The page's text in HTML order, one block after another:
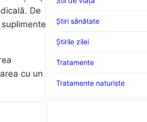
De
cu un
Ştiri sănătate
Știrile zilei
Tratamente
Tratamente naturiste